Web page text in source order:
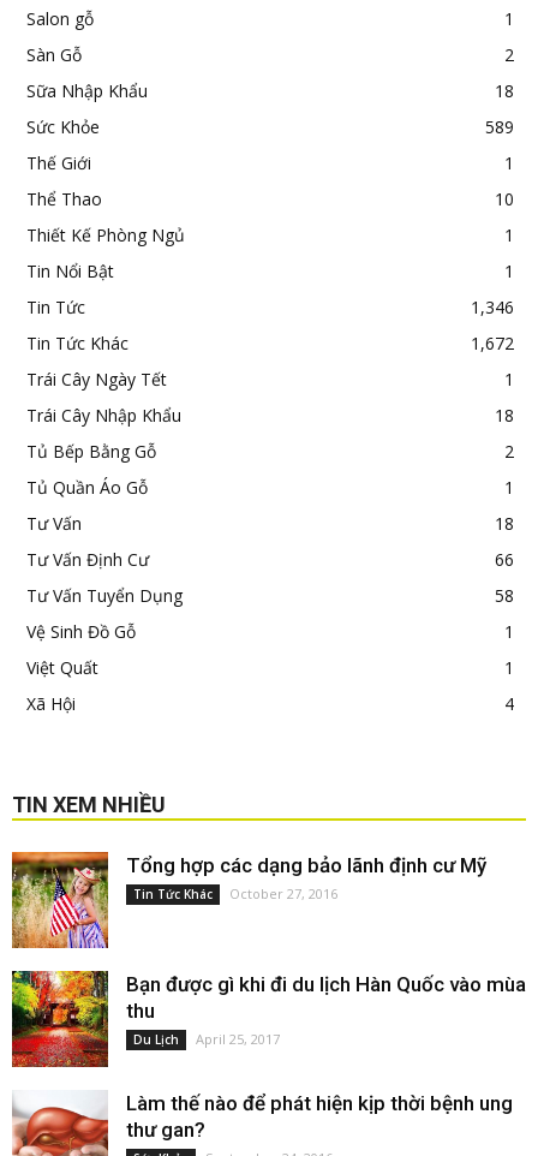
Salon gỗ
1
Sàn Gỗ
2
Sữa Nhập Khẩu
18
Sức Khỏe
589
Thế Giới
1
Thể Thao
10
Thiết Kế Phòng Ngủ
1
Tin Nổi Bật
1
Tin Tức
1,346
Tin Tức Khác
1,672
Trái Cây Ngày Tết
1
Trái Cây Nhập Khẩu
18
Tủ Bếp Bằng Gỗ
2
Tủ Quần Áo Gỗ
1
Tư Vấn
18
Tư Vấn Định Cư
66
Tư Vấn Tuyển Dụng
58
Vệ Sinh Đồ Gỗ
1
Việt Quất
1
Xã Hội
4
TIN XEM NHIỀU
Tổng hợp các dạng bảo lãnh định cư Mỹ
Tin Tức Khác October 27, 2016
Bạn được gì khi đi du lịch Hàn Quốc vào mùa
thu
Du Lịch April 25, 2017
Làm thế nào để phát hiện kịp thời bệnh ung
thư gan?